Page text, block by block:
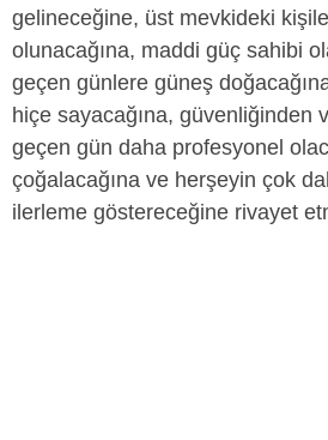
gelineceğine, üst mevkideki
olunacağına, maddi güç sahibi
geçen günlere güneş
hiçe sayacağına, güvenliğinden
geçen gün daha profesyonel
çoğalacağına ve herşeyin çok
ilerleme göstereceğine rivayet